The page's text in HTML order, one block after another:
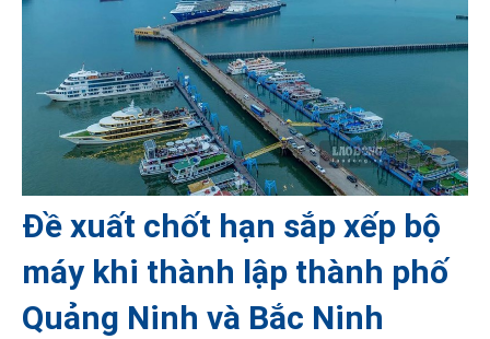
Đề xuất chốt hạn sắp xếp bộ
máy khi thành lập thành phố
Quảng Ninh và Bắc Ninh